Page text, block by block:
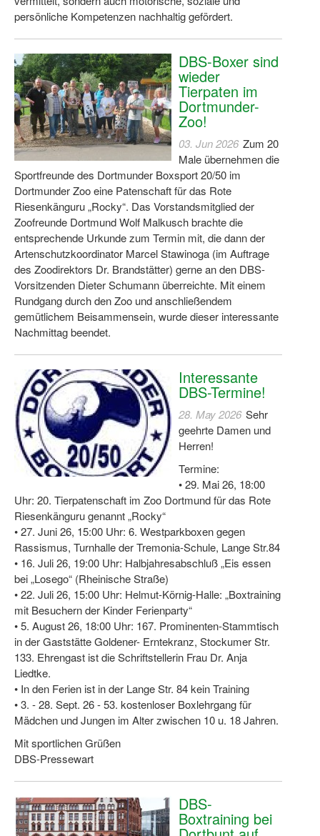
persönliche Kompetenzen nachhaltig gefördert.
DBS-Boxer sind
wieder
Tierpaten im
Dortmunder-
Zoo!
03. Jun 2026 Zum 20
Male übernehmen die
Sportfreunde des Dortmunder Boxsport 20/50 im
Dortmunder Zoo eine Patenschaft für das Rote
Riesenkänguru „Rocky“. Das Vorstandsmitglied der
Zoofreunde Dortmund Wolf Malkusch brachte die
entsprechende Urkunde zum Termin mit, die dann der
Artenschutzkoordinator Marcel Stawinoga (im Auftrage
des Zoodirektors Dr. Brandstätter) gerne an den DBS-
Vorsitzenden Dieter Schumann überreichte. Mit einem
Rundgang durch den Zoo und anschließendem
gemütlichem Beisammensein, wurde dieser interessante
Nachmittag beendet.
Interessante
DBS-Termine!
28. May 2026 Sehr
geehrte Damen und
Herren!
Termine:
• 29. Mai 26, 18:00
Uhr: 20. Tierpatenschaft im Zoo Dortmund für das Rote
Riesenkänguru genannt „Rocky“
• 27. Juni 26, 15:00 Uhr: 6. Westparkboxen gegen
Rassismus, Turnhalle der Tremonia-Schule, Lange Str.84
• 16. Juli 26, 19:00 Uhr: Halbjahresabschluß „Eis essen
bei „Losego“ (Rheinische Straße)
• 22. Juli 26, 15:00 Uhr: Helmut-Körnig-Halle: „Boxtraining
mit Besuchern der Kinder Ferienparty“
• 5. August 26, 18:00 Uhr: 167. Prominenten-Stammtisch
in der Gaststätte Goldener- Erntekranz, Stockumer Str.
133. Ehrengast ist die Schriftstellerin Frau Dr. Anja
Liedtke.
• In den Ferien ist in der Lange Str. 84 kein Training
• 3. - 28. Sept. 26 - 53. kostenloser Boxlehrgang für
Mädchen und Jungen im Alter zwischen 10 u. 18 Jahren.
Mit sportlichen Grüßen
DBS-Pressewart
DBS-
Boxtraining bei